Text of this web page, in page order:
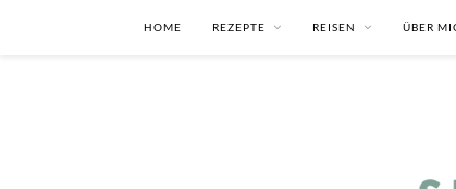
HOME REZEPTE REISEN ÜBER